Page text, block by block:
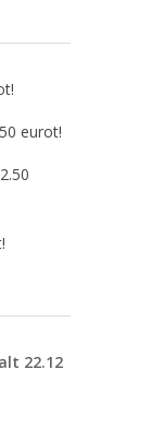
eurot!
22.12